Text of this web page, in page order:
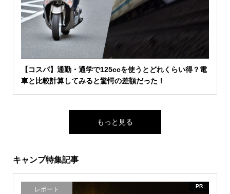
【コスパ】通勤・通学で125ccを使うとどれくらい得？電
車と比較計算してみると驚愕の差額だった！
もっと見る
キャンプ特集記事
レポート PR